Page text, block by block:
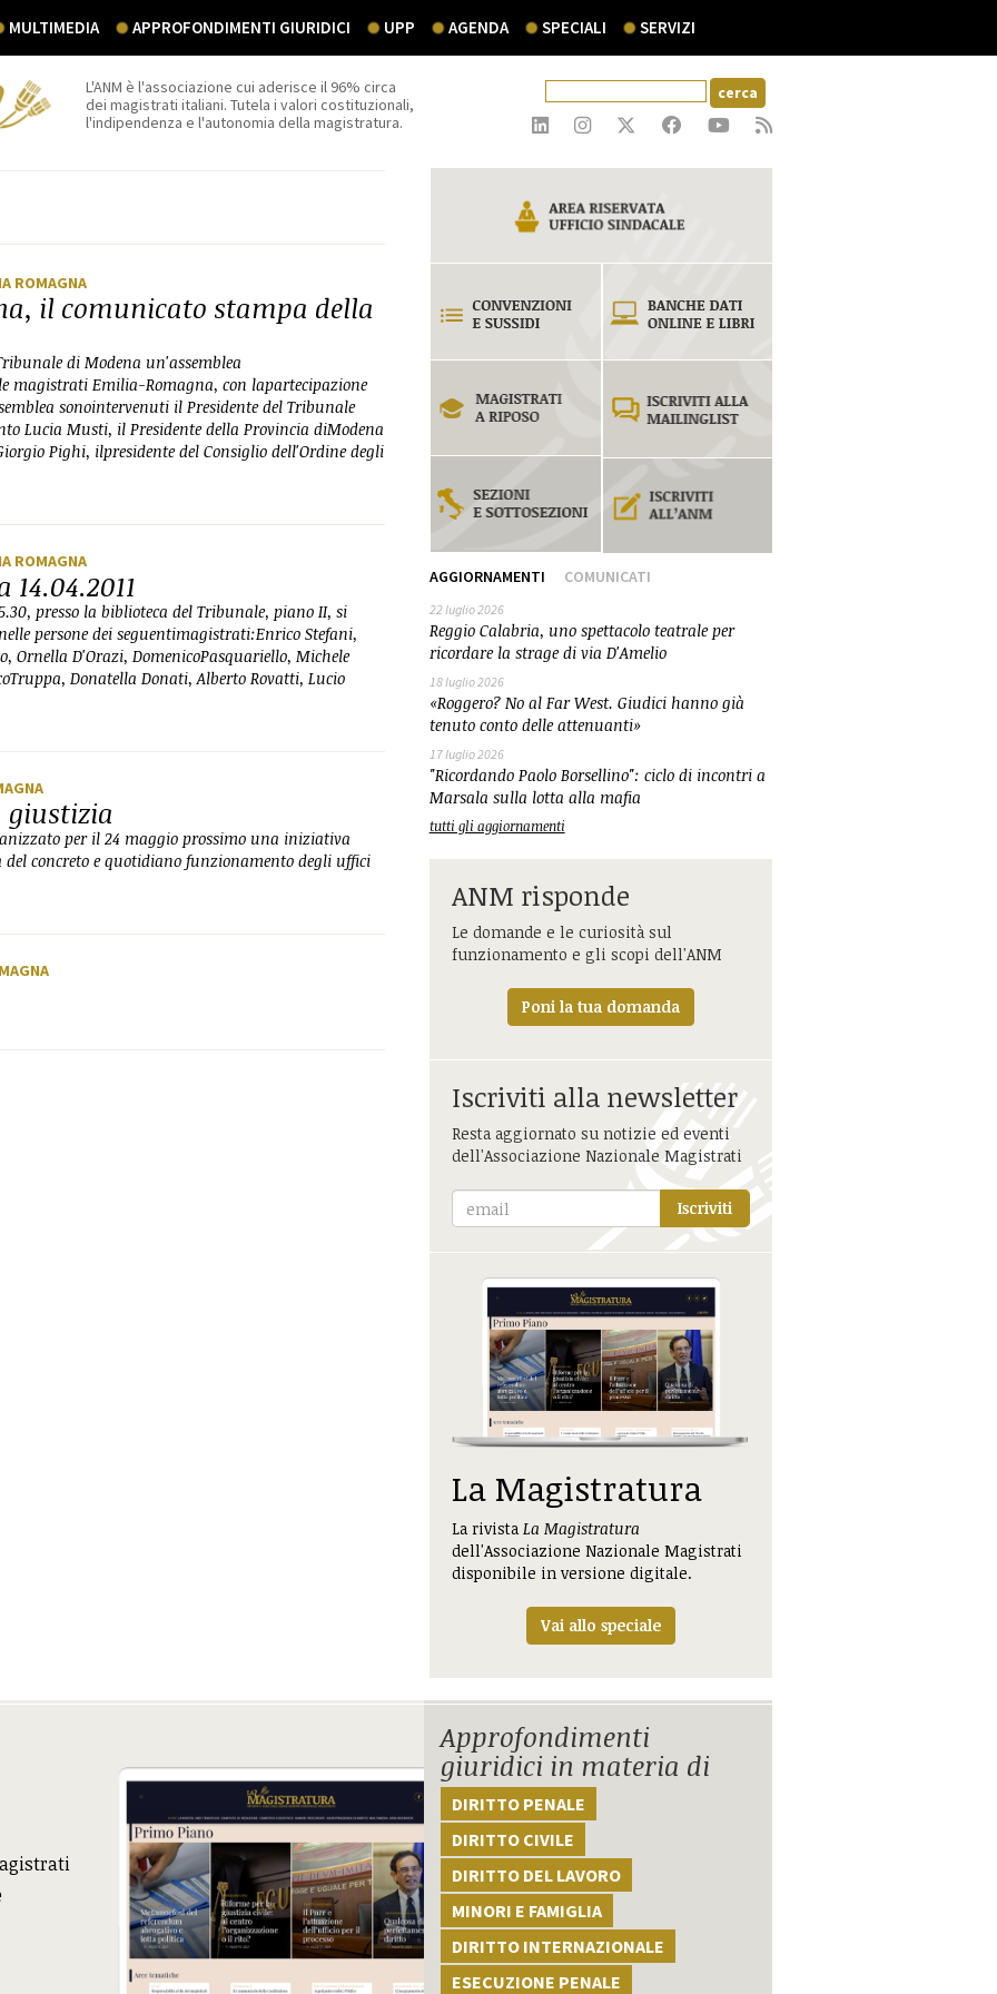
MULTIMEDIA APPROFONDIMENTI GIURIDICI UPP AGENDA SPECIALI SERVIZI
L'ANM è l'associazione cui aderisce il 96% circa
dei magistrati italiani. Tutela i valori costituzionali,
l'indipendenza e l'autonomia della magistratura.
ROMAGNA
il comunicato stampa della
di Modena un'assemblea
magistrati Emilia-Romagna, con lapartecipazione
sonointervenuti il Presidente del Tribunale
Lucia Musti, il Presidente della Provincia diModena
Pighi, ilpresidente del Consiglio dell'Ordine degli
ROMAGNA
presso la biblioteca del Tribunale, piano II, si
persone dei seguentimagistrati:Enrico Stefani,
Ornella D'Orazi, DomenicoPasquariello, Michele
Donatella Donati, Alberto Rovatti, Lucio
per il 24 maggio prossimo una iniziativa
concreto e quotidiano funzionamento degli uffici
AGGIORNAMENTI COMUNICATI
22 luglio 2026
Reggio Calabria, uno spettacolo teatrale per
ricordare la strage di via D'Amelio
18 luglio 2026
«Roggero? No al Far West. Giudici hanno già
tenuto conto delle attenuanti»
17 luglio 2026
"Ricordando Paolo Borsellino": ciclo di incontri a
Marsala sulla lotta alla mafia
tutti gli aggiornamenti
ANM risponde
Le domande e le curiosità sul
funzionamento e gli scopi dell'ANM
Poni la tua domanda
Iscriviti alla newsletter
Resta aggiornato su notizie ed eventi
dell'Associazione Nazionale Magistrati
Iscriviti
La Magistratura
La rivista La Magistratura
dell'Associazione Nazionale Magistrati
disponibile in versione digitale.
Vai allo speciale
Approfondimenti
giuridici in materia di
DIRITTO PENALE
DIRITTO CIVILE
DIRITTO DEL LAVORO
MINORI E FAMIGLIA
DIRITTO INTERNAZIONALE
ESECUZIONE PENALE